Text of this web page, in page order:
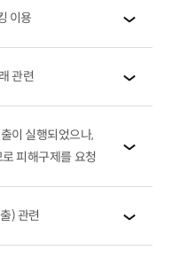
이용
관련
이 실행되었으나,
피해구제를 요청
) 관련